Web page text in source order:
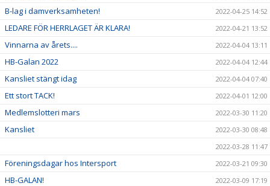
B-lag i damverksamheten! 2022-04-25 14:52
LEDARE FÖR HERRLAGET ÄR KLARA! 2022-04-21 13:52
Vinnarna av årets.... 2022-04-04 13:11
HB-Galan 2022 2022-04-04 12:44
Kansliet stängt idag 2022-04-04 07:40
Ett stort TACK! 2022-04-01 12:00
Medlemslotteri mars 2022-03-30 11:20
Kansliet
2022-03-30 08:48
2022-03-28 11:47
Föreningsdagar hos Intersport 2022-03-21 09:30
HB-GALAN! 2022-03-09 17:19